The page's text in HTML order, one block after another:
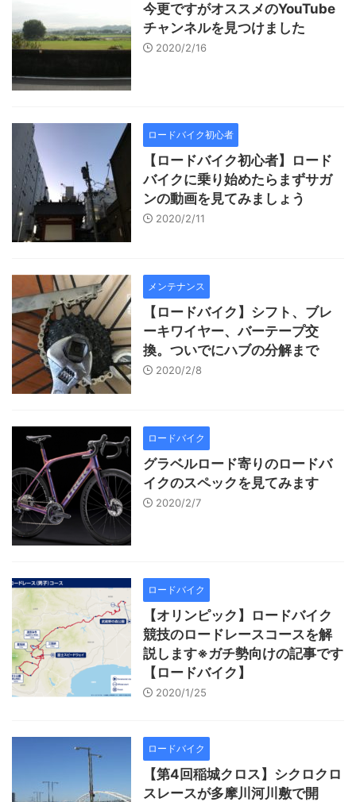
今更ですがオススメのYouTube
チャンネルを見つけました
2020/2/16
ロードバイク初心者
【ロードバイク初心者】ロード
バイクに乗り始めたらまずサガ
ンの動画を見てみましょう
2020/2/11
メンテナンス
【ロードバイク】シフト、ブレ
ーキワイヤー、バーテープ交
換。ついでにハブの分解まで
2020/2/8
ロードバイク
グラベルロード寄りのロードバ
イクのスペックを見てみます
2020/2/7
ロードバイク
【オリンピック】ロードバイク
競技のロードレースコースを解
説します※ガチ勢向けの記事です
【ロードバイク】
2020/1/25
ロードバイク
【第4回稲城クロス】シクロクロ
スレースが多摩川河川敷で開